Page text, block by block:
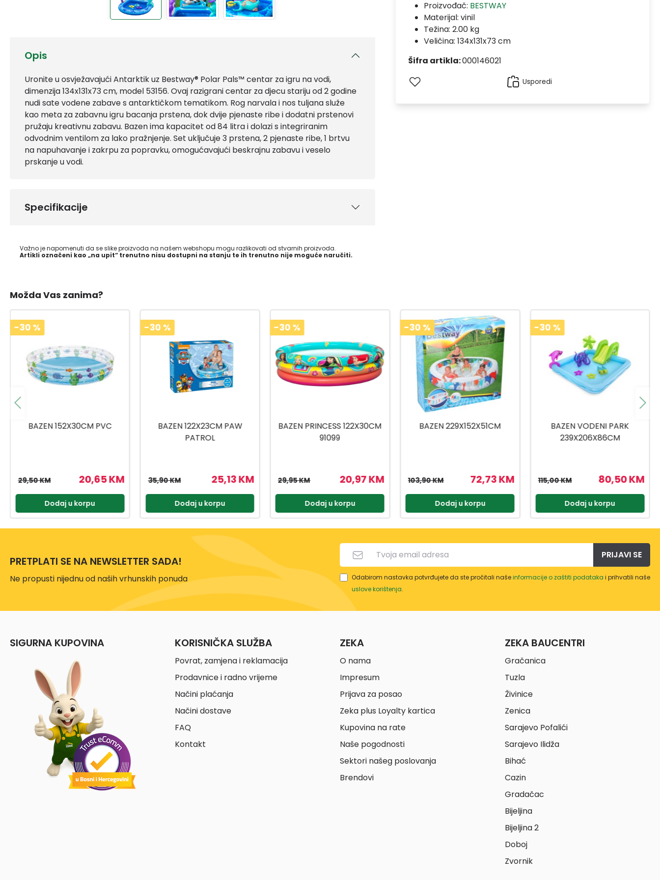
Opis
Uronite u osvježavajući Antarktik uz Bestway® Polar Pals™ centar za igru na vodi,
dimenzija 134x131x73 cm, model 53156. Ovaj razigrani centar za djecu stariju od 2 godine
nudi sate vodene zabave s antarktičkom tematikom. Rog narvala i nos tuljana služe
kao meta za zabavnu igru bacanja prstena, dok dvije pjenaste ribe i dodatni prstenovi
pružaju kreativnu zabavu. Bazen ima kapacitet od 84 litra i dolazi s integriranim
odvodnim ventilom za lako pražnjenje. Set uključuje 3 prstena, 2 pjenaste ribe, 1 brtvu
na napuhavanje i zakrpu za popravku, omogućavajući beskrajnu zabavu i veselo
prskanje u vodi.
Specifikacije
Važno je napomenuti da se slike proizvoda na našem webshopu mogu razlikovati od stvarnih proizvoda.
Artikli označeni kao „na upit“ trenutno nisu dostupni na stanju te ih trenutno nije moguće naručiti.
Proizvođač: BESTWAY
Materijal: vinil
Težina: 2.00 kg
Veličina: 134x131x73 cm
Šifra artikla:000146021
Usporedi
Možda Vas zanima?
-30 %
BAZEN 122X23CM PAW
25,13 KM
35,90 KM
Dodaj u korpu
-30 %
BAZEN PRINCESS 122X30CM
91099
20,97 KM
29,95 KM
Dodaj u korpu
-30 %
BAZEN 229X152X51CM
72,73 KM
103,90 KM
Dodaj u korpu
-30 %
BAZEN VODENI PARK
80,50 KM
115,00 KM
Dodaj u korpu
-30 %
BAZEN DINOSAURUS
244X46CM 3G+ 55001
34,97 KM
49,95 KM
Dodaj u korpu
PRETPLATI SE NA NEWSLETTER SADA!
Ne propusti nijednu od naših vrhunskih ponuda
PRIJAVI SE
Odabirom nastavka potvrđujete da ste pročitali našeinformacije o zaštiti podataka i prihvatili naše
uslove korištenja.
SIGURNA KUPOVINA KORISNIČKA SLUŽBA
Povrat, zamjena i reklamacija
Prodavnice i radno vrijeme
Načini plaćanja
Načini dostave
FAQ
Kontakt
ZEKA
O nama
Impresum
Prijava za posao
Zeka plus Loyalty kartica
Kupovina na rate
Naše pogodnosti
Sektori našeg poslovanja
Brendovi
ZEKA BAUCENTRI
Gračanica
Tuzla
Živinice
Zenica
Sarajevo Pofalići
Sarajevo Ilidža
Bihać
Cazin
Gradačac
Bijeljina
Bijeljina 2
Doboj
Zvornik